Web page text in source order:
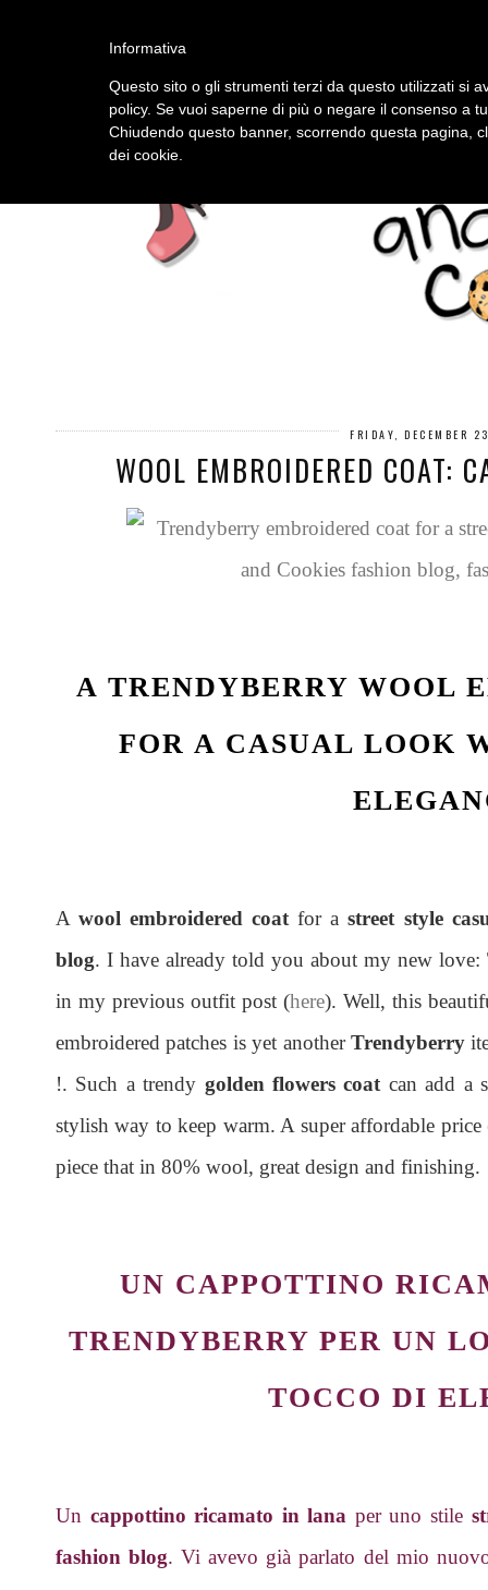
FRIDAY, DECEMBER
WOOL EMBROIDERED COAT:
A TRENDYBERRY WOOL
FOR A CASUAL LOOK
Awool embroidered coat for astreet style
blog. I have already told you about my new love:
in my previous outfit post (here). Well, this
embroidered patches is yet anotherTrendyberry
!. Such a trendy golden flowers coat can add a
stylish way to keep warm. A super affordable
piece that in 80% wool, great design and finishing.
UN CAPPOTTINO
TRENDYBERRY PER UN
TOCCO DI
Un cappottino ricamato in lana per uno stile
fashion blog. Vi avevo già parlato del mio
Informativa
Questo sito o gli strumenti terzi da questo utilizzati si
policy. Se vuoi saperne di più o negare il consenso a
Chiudendo questo banner, scorrendo questa pagina,
dei cookie.